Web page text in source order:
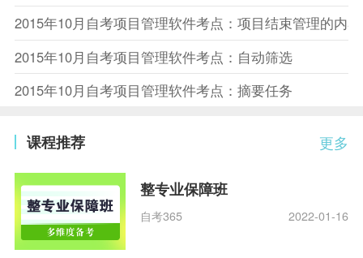
2015年10月自考项目管理软件考点：项目结束管理的内容
2015年10月自考项目管理软件考点：自动筛选
2015年10月自考项目管理软件考点：摘要任务
更多
课程推荐
整专业保障班
自考365 2022-01-16